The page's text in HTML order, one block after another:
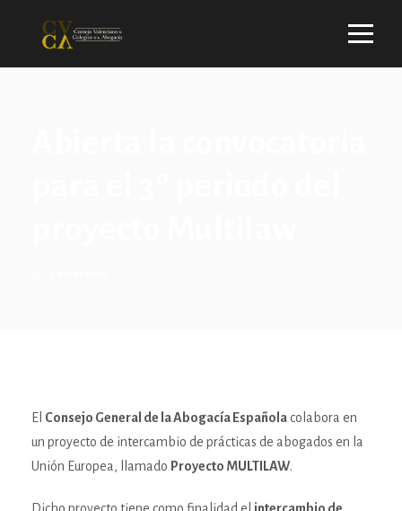
El Consejo General de la Abogacía Española colabora en
un proyecto de intercambio de prácticas de abogados en la
Unión Europea, llamado Proyecto MULTILAW.